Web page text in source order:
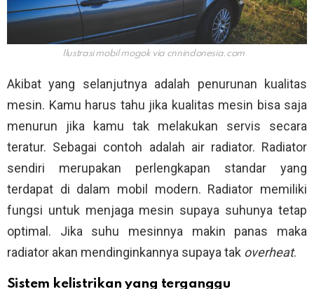
Ilustrasi mobil mogok via cnnindonesia.com
Akibat yang selanjutnya adalah penurunan kualitas
mesin. Kamu harus tahu jika kualitas mesin bisa saja
menurun jika kamu tak melakukan servis secara
teratur. Sebagai contoh adalah air radiator. Radiator
sendiri merupakan perlengkapan standar yang
terdapat di dalam mobil modern. Radiator memiliki
fungsi untuk menjaga mesin supaya suhunya tetap
optimal. Jika suhu mesinnya makin panas maka
radiator akan mendinginkannya supaya tak overheat.
Sistem kelistrikan yang terganggu